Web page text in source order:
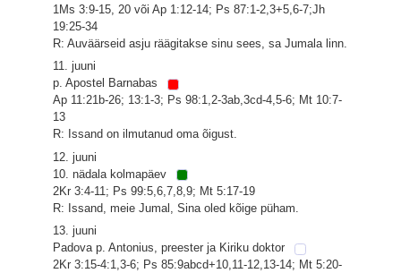
1Ms 3:9-15, 20 või Ap 1:12-14; Ps 87:1-2,3+5,6-7;Jh
19:25-34
R: Auväärseid asju räägitakse sinu sees, sa Jumala linn.
11. juuni
p. Apostel Barnabas
Ap 11:21b-26; 13:1-3; Ps 98:1,2-3ab,3cd-4,5-6; Mt 10:7-
13
R: Issand on ilmutanud oma õigust.
12. juuni
10. nädala kolmapäev
2Kr 3:4-11; Ps 99:5,6,7,8,9; Mt 5:17-19
R: Issand, meie Jumal, Sina oled kõige püham.
13. juuni
Padova p. Antonius, preester ja Kiriku doktor
2Kr 3:15-4:1,3-6; Ps 85:9abcd+10,11-12,13-14; Mt 5:20-